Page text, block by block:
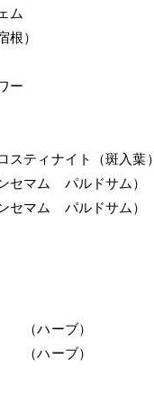
ム
根）
ー
スティナイト（斑入葉）
セマム パルドサム）
セマム パルドサム）
ハーブ）
ハーブ）